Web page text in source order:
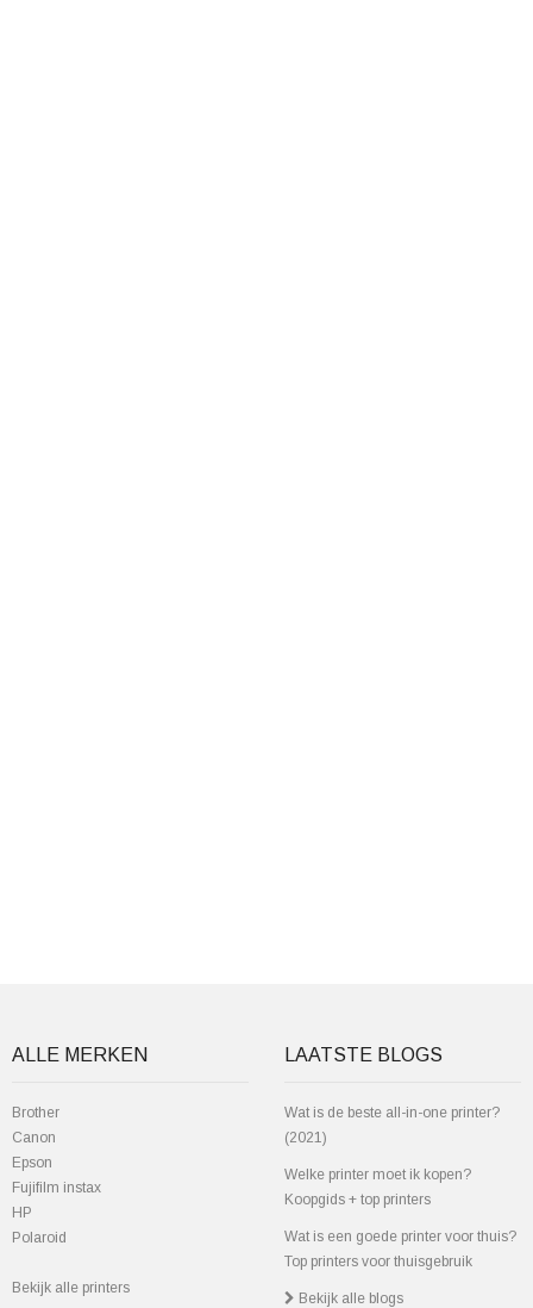
ALLE MERKEN
Brother
Canon
Epson
Fujifilm instax
HP
Polaroid
Bekijk alle printers
LAATSTE BLOGS
Wat is de beste all-in-one printer?
(2021)
Welke printer moet ik kopen?
Koopgids + top printers
Wat is een goede printer voor thuis?
Top printers voor thuisgebruik
Bekijk alle blogs